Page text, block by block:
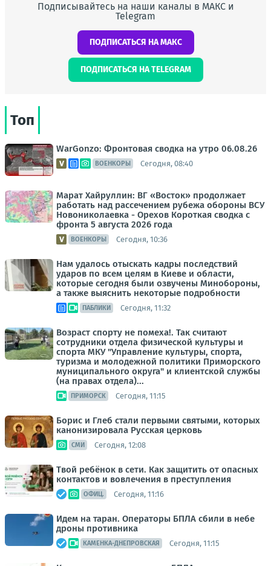
Подписывайтесь на наши каналы в МАКС и
Telegram
ПОДПИСАТЬСЯ НА МАКС
ПОДПИСАТЬСЯ НА TELEGRAM
Топ
WarGonzo: Фронтовая сводка на утро 06.08.26
ВОЕНКОРЫ Сегодня, 08:40
Марат Хайруллин: ВГ «Восток» продолжает
работать над рассечением рубежа обороны ВСУ
Новониколаевка - Орехов Короткая сводка с
фронта 5 августа 2026 года
ВОЕНКОРЫ Сегодня, 10:36
Нам удалось отыскать кадры последствий
ударов по всем целям в Киеве и области,
которые сегодня были озвучены Минобороны,
а также выяснить некоторые подробности
ПАБЛИКИ Сегодня, 11:32
Возраст спорту не помеха!. Так считают
сотрудники отдела физической культуры и
спорта МКУ "Управление культуры, спорта,
туризма и молодежной политики Приморского
муниципального округа" и клиентской службы
(на правах отдела)...
ПРИМОРСК Сегодня, 11:15
Борис и Глеб стали первыми святыми, которых
канонизировала Русская церковь
СМИ Сегодня, 12:08
Твой ребёнок в сети. Как защитить от опасных
контактов и вовлечения в преступления
ОФИЦ. Сегодня, 11:16
Идем на таран. Операторы БПЛА сбили в небе
дроны противника
КАМЕНКА-ДНЕПРОВСКАЯ Сегодня, 11:15